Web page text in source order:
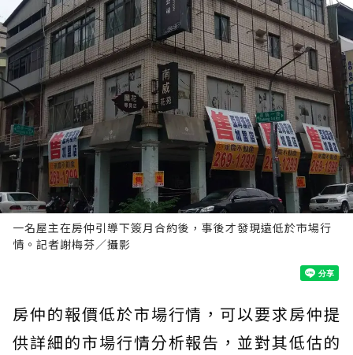
一名屋主在房仲引導下簽月合約後，事後才發現遠低於市場行
情。記者謝梅芬／攝影
房仲的報價低於市場行情，可以要求房仲提
供詳細的市場行情分析報告，並對其低估的